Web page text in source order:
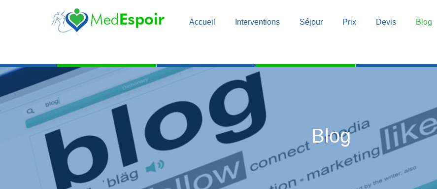
Accueil Interventions Séjour Prix Devis Blog
Blog